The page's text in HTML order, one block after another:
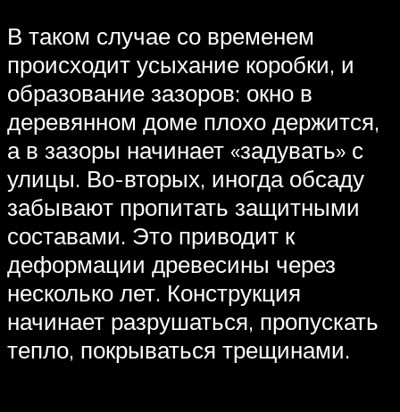
В таком случае со временем
происходит усыхание коробки, и
образование зазоров: окно в
деревянном доме плохо держится,
а в зазоры начинает «задувать» с
улицы. Во-вторых, иногда обсаду
забывают пропитать защитными
составами. Это приводит к
деформации древесины через
несколько лет. Конструкция
начинает разрушаться, пропускать
тепло, покрываться трещинами.